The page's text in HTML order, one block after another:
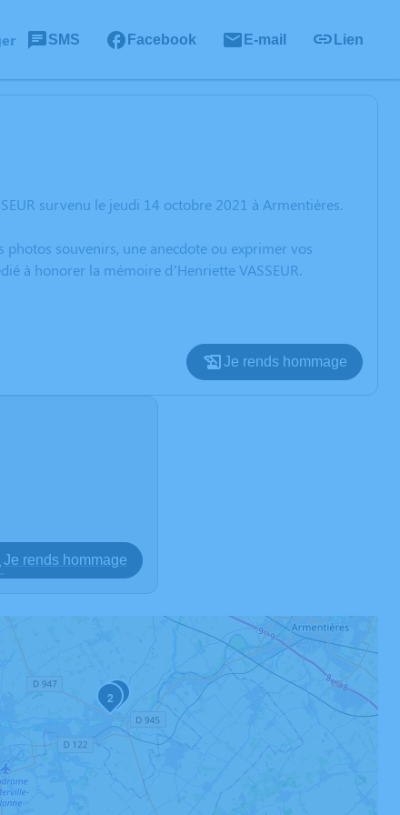
SMS Facebook E-mail Lien
survenu le jeudi 14 octobre 2021 à Armentières.
souvenirs, une anecdote ou exprimer vos
à honorer la mémoire d’Henriette VASSEUR.
Je rends hommage
Je rends hommage
2 3